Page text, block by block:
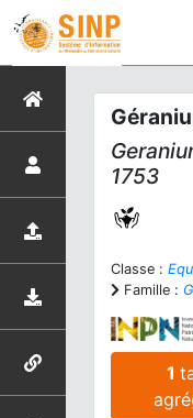
1753
Classe :
Famille :
1